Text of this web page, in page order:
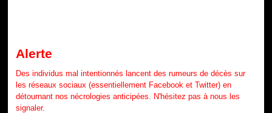
Alerte
Des individus mal intentionnés lancent des rumeurs de décès sur
les réseaux sociaux (essentiellement Facebook et Twitter) en
détournant nos nécrologies anticipées. N'hésitez pas à nous les
signaler.